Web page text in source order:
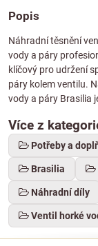
Popis
Náhradní těsnění
vody a páry
klíčový pro udržení
páry kolem ventilu.
vody a páry Brasilia
Více z
Potřeby a
Brasilia
Náhradní díly
Ventil horké